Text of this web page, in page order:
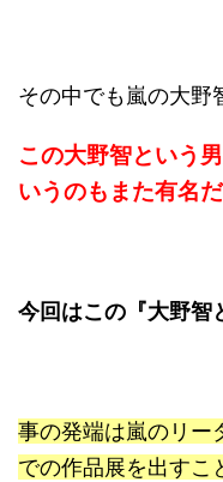
その中でも嵐の大野
この大野智という
いうのもまた有名だ
今回はこの『大野智
事の発端は嵐のリー
での作品展を出すこ